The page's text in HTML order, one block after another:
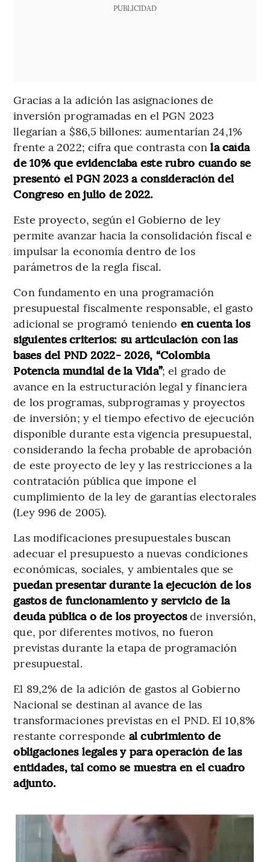
PUBLICIDAD
Gracias a la adición las asignaciones de
inversión programadas en el PGN 2023
llegarían a $86,5 billones: aumentarían 24,1%
frente a 2022; cifra que contrasta conla caída
de 10% que evidenciaba este rubro cuando se
presentó el PGN 2023 a consideración del
Congreso en julio de 2022.
Este proyecto, según el Gobierno de ley
permite avanzar hacia la consolidación fiscal e
impulsar la economía dentro de los
parámetros de la regla fiscal.
Con fundamento en una programación
presupuestal fiscalmente responsable, el gasto
adicional se programó teniendo en cuenta los
siguientes criterios: su articulación con las
bases del PND 2022- 2026, “Colombia
Potencia mundial de la Vida”; el grado de
avance en la estructuración legal y financiera
de los programas, subprogramas y proyectos
de inversión; y el tiempo efectivo de ejecución
disponible durante esta vigencia presupuestal,
considerando la fecha probable de aprobación
de este proyecto de ley y las restricciones a la
contratación pública que impone el
cumplimiento de la ley de garantías electorales
(Ley 996 de 2005).
Las modificaciones presupuestales buscan
adecuar el presupuesto a nuevas condiciones
económicas, sociales, y ambientales que se
puedan presentar durante la ejecución de los
gastos de funcionamiento y servicio de la
deuda pública o de los proyectosde inversión,
que, por diferentes motivos, no fueron
previstas durante la etapa de programación
presupuestal.
El 89,2% de la adición de gastos al Gobierno
Nacional se destinan al avance de las
transformaciones previstas en el PND. El 10,8%
restante corresponde al cubrimiento de
obligaciones legales y para operación de las
entidades, tal como se muestra en el cuadro
adjunto.